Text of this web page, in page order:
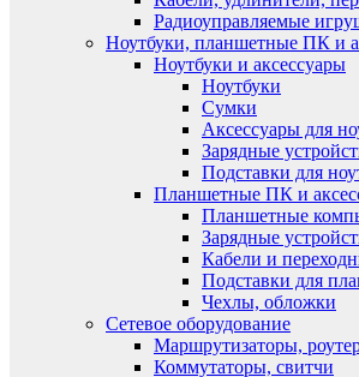
Радиоуправляемые
Ноутбуки, планшетные ПК и
Ноутбуки и аксессуары
Ноутбуки
Сумки
Аксессуары для
Зарядные
Подставки для
Планшетные ПК и
Планшетные
Зарядные
Кабели и
Подставки для
Чехлы, обложки
Сетевое оборудование
Маршрутизаторы,
Коммутаторы, свитчи